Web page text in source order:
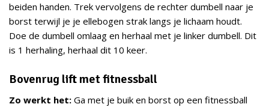
beiden handen. Trek vervolgens de rechter dumbell naar je
borst terwijl je je ellebogen strak langs je lichaam houdt.
Doe de dumbell omlaag en herhaal met je linker dumbell. Dit
is 1 herhaling, herhaal dit 10 keer.
Bovenrug lift met fitnessball
Zo werkt het: Ga met je buik en borst op een fitnessball